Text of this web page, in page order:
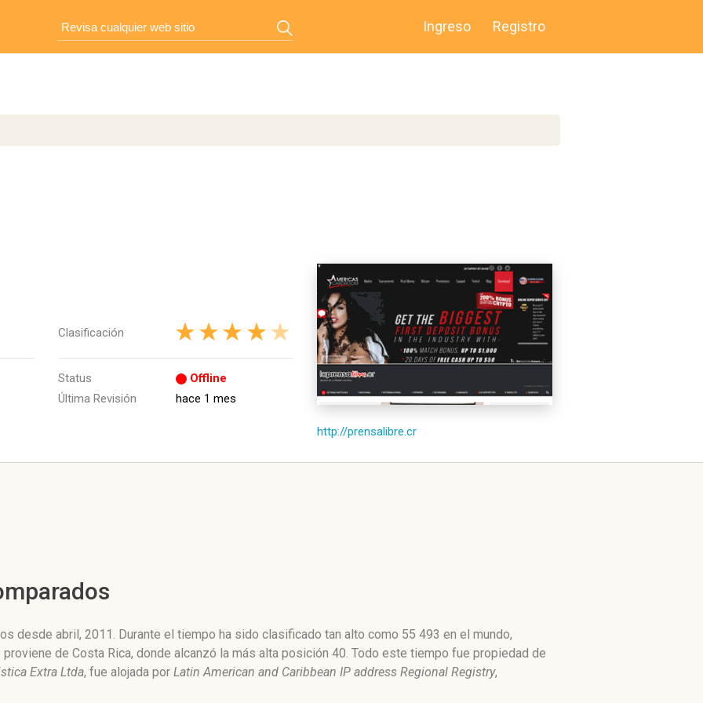
Ingreso Registro
Clasificación
Status
Offline
Última Revisión
hace 1 mes
http://prensalibre.cr
desde abril, 2011. Durante el tiempo ha sido clasificado tan alto como 55 493 en el mundo,
de Costa Rica, donde alcanzó la más alta posición 40. Todo este tiempo fue propiedad de
Extra Ltda, fue alojada por Latin American and Caribbean IP address Regional Registry,